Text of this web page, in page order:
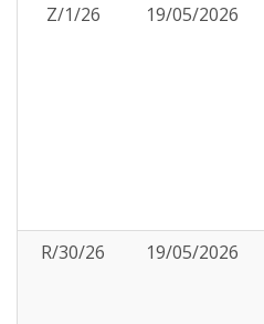
Z/1/26 19/05/2026
R/30/26 19/05/2026